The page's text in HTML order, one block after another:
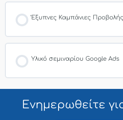
Έξυπνες Καμπάνιες
Υλικό σεμιναρίου Google Ads
Ενημερωθείτε